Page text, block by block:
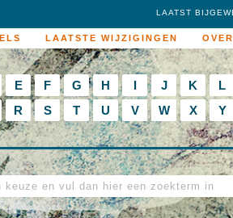
LAATSTE WIJZIGINGEN
LAATST
E F G H I J K L
R S T U V W X Y